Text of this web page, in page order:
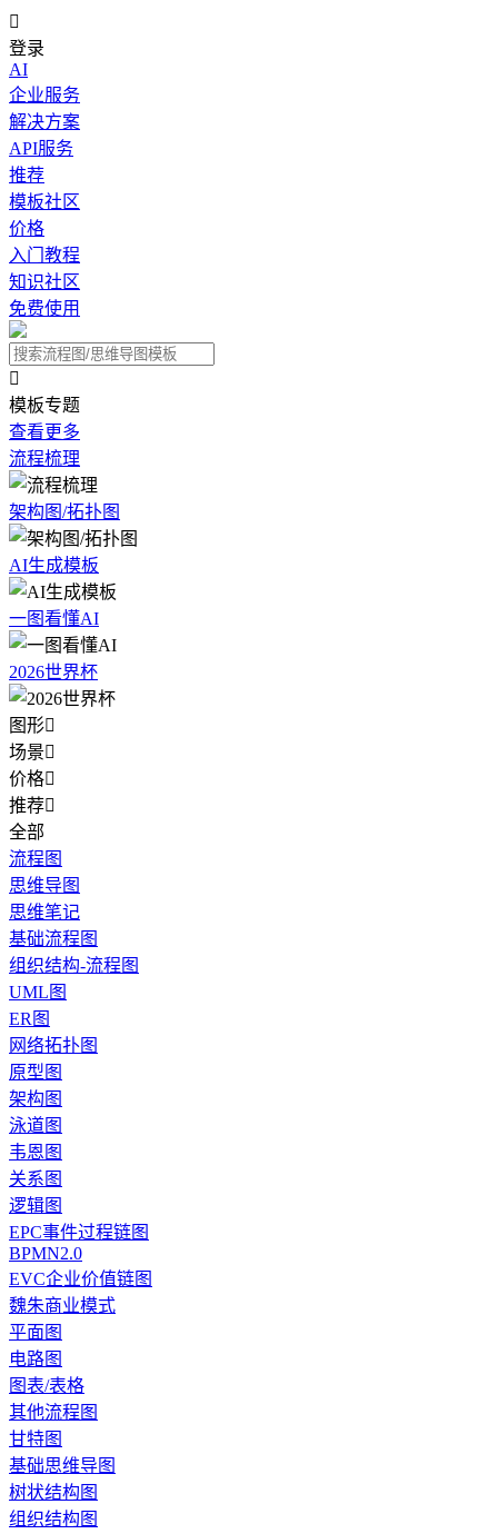

登录
AI
企业服务
解决方案
API服务
推荐
模板社区
价格
入门教程
知识社区
免费使用

模板专题
查看更多
流程梳理
架构图/拓扑图
AI生成模板
一图看懂AI
2026世界杯
图形
场景
价格
推荐
全部
流程图
思维导图
思维笔记
基础流程图
组织结构-流程图
UML图
ER图
网络拓扑图
原型图
架构图
泳道图
韦恩图
关系图
逻辑图
EPC事件过程链图
BPMN2.0
EVC企业价值链图
魏朱商业模式
平面图
电路图
图表/表格
其他流程图
甘特图
基础思维导图
树状结构图
组织结构图